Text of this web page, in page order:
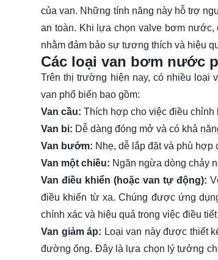
của van. Những tính năng này hỗ trợ
an toàn. Khi lựa chọn valve bơm
nhằm đảm bảo sự tương thích và hiệu
Các loại van bơm nước
Trên thị trường hiện nay, có nhiều loại
van phổ biến bao gồm:
Van cầu: Thích hợp cho việc điều
Van bi: Dễ dàng đóng mở và có khả
Van bướm: Nhẹ, dễ lắp đặt và phù hợp
Van một chiều: Ngăn ngừa dòng chảy
Van điều khiển (hoặc van tự động):
điều khiển từ xa. Chúng được ứng
chính xác và hiệu quả trong việc điều
Van giảm áp: Loại van này được thiết
đường ống. Đây là lựa chọn lý tưởng